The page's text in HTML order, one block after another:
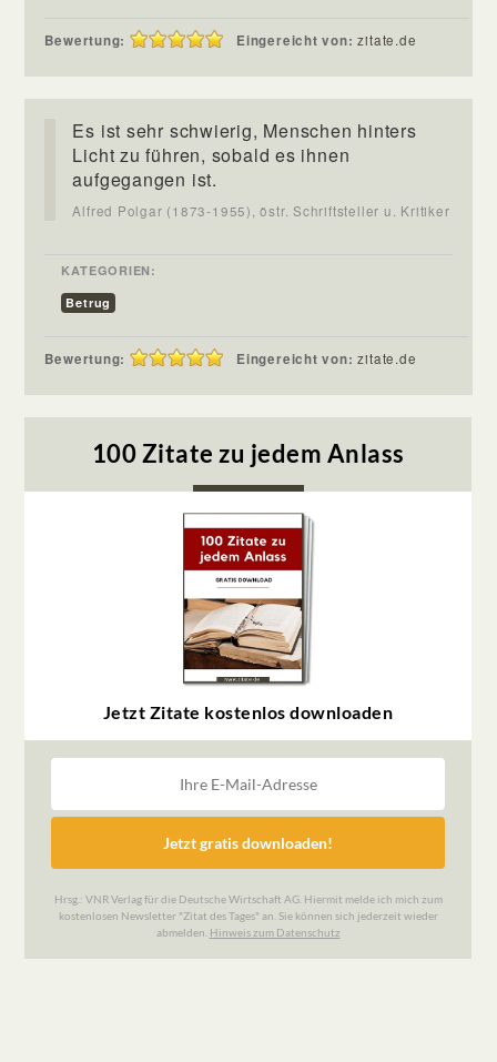
Bewertung: Eingereicht von:zitate.de
Es ist sehr schwierig, Menschen hinters
Licht zu führen, sobald es ihnen
aufgegangen ist.
Alfred Polgar (1873-1955), östr. Schriftsteller u. Kritiker
KATEGORIEN:
Betrug
Bewertung: Eingereicht von:zitate.de